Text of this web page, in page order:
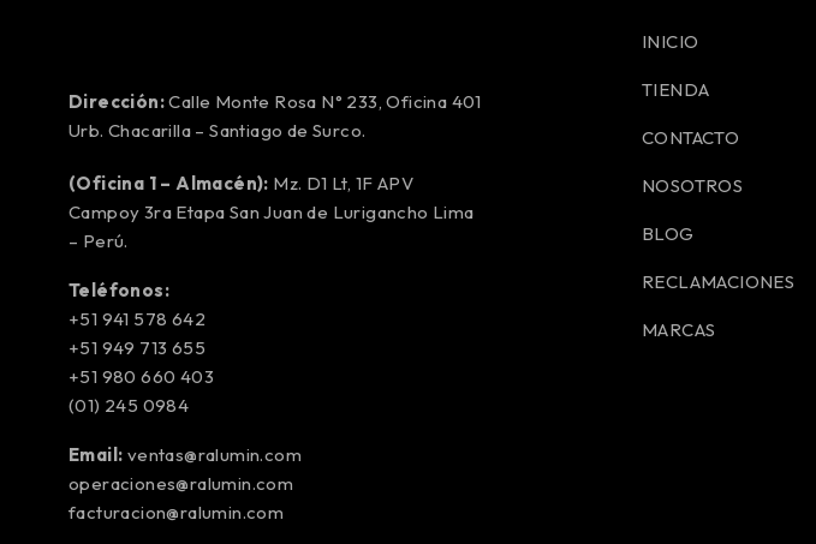
Dirección:Calle Monte Rosa N° 233, Oficina 401
Urb. Chacarilla – Santiago de Surco.
(Oficina 1 – Almacén): Mz. D1 Lt, 1F APV
Campoy 3ra Etapa San Juan de Lurigancho Lima
– Perú.
Teléfonos:
+51 941 578 642
+51 949 713 655
+51 980 660 403
(01) 245 0984
Email: ventas@ralumin.com
operaciones@ralumin.com
facturacion@ralumin.com
INICIO
TIENDA
CONTACTO
NOSOTROS
BLOG
RECLAMACIONES
MARCAS